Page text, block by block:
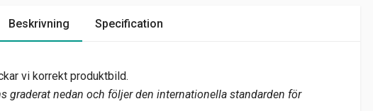
Beskrivning Specification
vi korrekt produktbild.
graderat nedan och följer den internationella standarden för